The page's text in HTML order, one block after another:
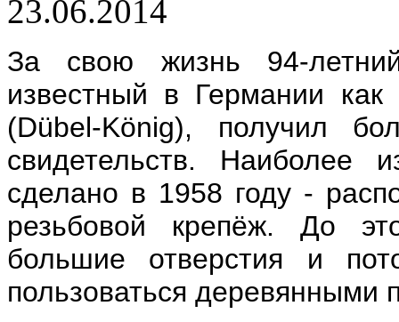
23.06.2014
За свою жизнь 94-
известный в Германии
(Dübel-König), получил
свидетельств. Наиболее
сделано в 1958 году -
резьбовой крепёж. До
большие отверстия и
пользоваться деревянными